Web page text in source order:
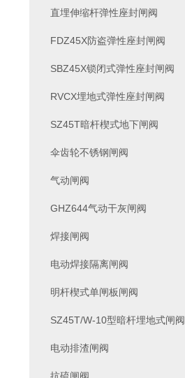
直埋伸缩杆弹性座封闸阀
FDZ45X防盗弹性座封闸阀
SBZ45X锁闭式弹性座封闸阀
RVCX埋地式弹性座封闸阀
SZ45T暗杆楔式地下闸阀
伞齿轮不锈钢闸阀
气动闸阀
GHZ644气动干灰闸阀
焊接闸阀
电动焊接隔离闸阀
明杆楔式单闸板闸阀
SZ45T/W-10型暗杆埋地式闸阀
电动排渣闸阀